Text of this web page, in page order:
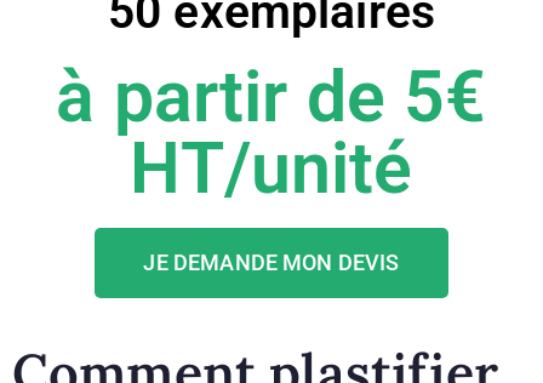
50 exemplaires
à partir de 5€
HT/unité
JE DEMANDE MON DEVIS